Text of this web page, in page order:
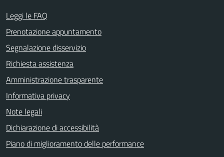
Leggi le FAQ
Prenotazione appuntamento
Segnalazione disservizio
Richiesta assistenza
Amministrazione trasparente
Informativa privacy
Note legali
Dichiarazione di accessibilità
Piano di miglioramento delle performance